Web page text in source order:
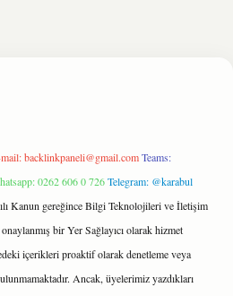
backlinkpaneli@gmail.com Teams:
0262 606 0 726Telegram: @karabul
Kanun gereğince Bilgi Teknolojileri ve İletişim
bir Yer Sağlayıcı olarak hizmet
içerikleri proaktif olarak denetleme veya
Ancak, üyelerimiz yazdıkları